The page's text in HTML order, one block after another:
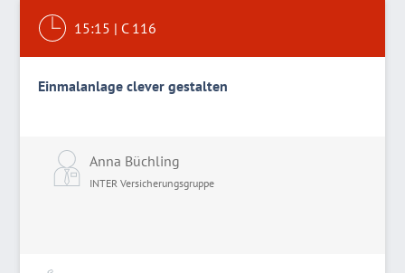
15:15 | C 116
Einmalanlage clever gestalten
Anna Büchling
INTER Versicherungsgruppe